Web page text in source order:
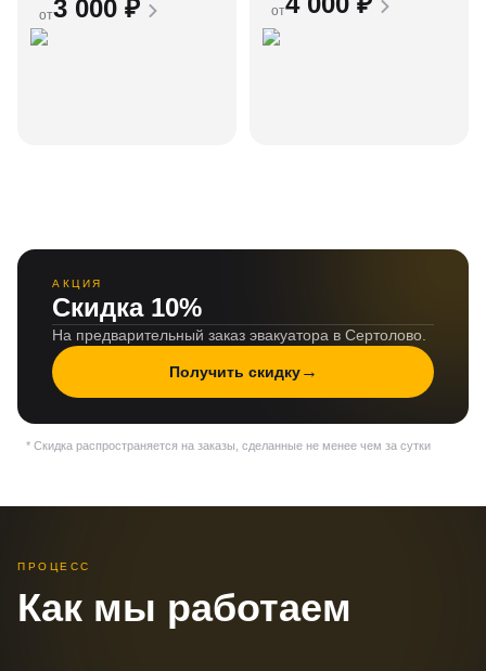
от3 000 ₽ от
АКЦИЯ
Скидка 10%
На предварительный заказ эвакуатора в Сертолово.
Получить скидку→
* Скидка распространяется на заказы, сделанные не менее чем за сутки
ПРОЦЕСС
Как мы работаем